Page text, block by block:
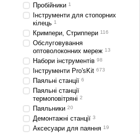
Пробійники 1
Інструменти для стопорних
кілець 1
Кримпери, Стриппери 116
Обслуговування
оптоволоконних мереж 13
Набори інструментів 98
Інструменти Pro'sKit 673
Паяльні станції 6
Паяльні станції
термоповітряні 2
Паяльники 20
Демонтажні станції 3
Аксесуари для паяння 19